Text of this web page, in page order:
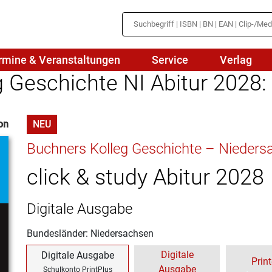
Medienbildung
Physik
Politik
Religion
& Veranstaltungen Service Verlag
Geschichte NI Abitur 2028:
NEU
Buchners Kolleg Geschichte –
click & study Abitur 2028
Digitale Ausgabe
Bundesländer: Niedersachsen
Digitale Ausgabe
Schulkonto PrintPlus
Digitale
Ausgabe